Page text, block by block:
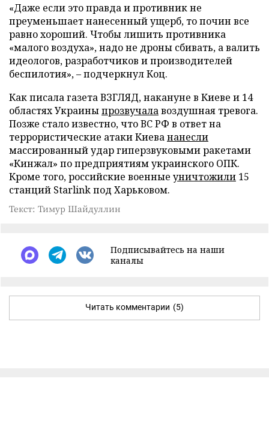
«Даже если это правда и противник не
преуменьшает нанесенный ущерб, то почин все
равно хороший. Чтобы лишить противника
«малого воздуха», надо не дроны сбивать, а валить
идеологов, разработчиков и производителей
беспилотия», – подчеркнул Коц.
Как писала газета ВЗГЛЯД, накануне в Киеве и 14
областях Украиныпрозвучалавоздушная тревога.
Позже стало известно, что ВС РФ в ответ на
террористические атаки Киевананесли
массированный удар гиперзвуковыми ракетами
«Кинжал» по предприятиям украинского ОПК.
Кроме того, российские военные уничтожили 15
станций Starlink под Харьковом.
Текст: Тимур Шайдуллин
Подписывайтесь на наши
каналы
Читать комментарии (5)